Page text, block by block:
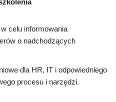
celu informowania
o nadchodzących
dla HR, IT i odpowiedniego
procesu i narzędzi.